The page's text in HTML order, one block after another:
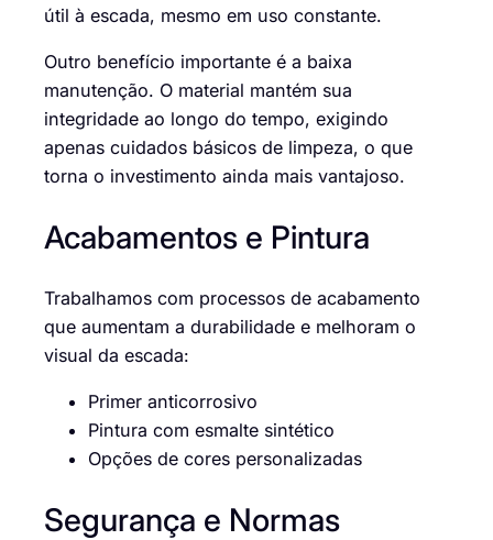
útil à escada, mesmo em uso constante.
Outro benefício importante é a baixa
manutenção. O material mantém sua
integridade ao longo do tempo, exigindo
apenas cuidados básicos de limpeza, o que
torna o investimento ainda mais vantajoso.
Acabamentos e Pintura
Trabalhamos com processos de acabamento
que aumentam a durabilidade e melhoram o
visual da escada:
Primer anticorrosivo
Pintura com esmalte sintético
Opções de cores personalizadas
Segurança e Normas